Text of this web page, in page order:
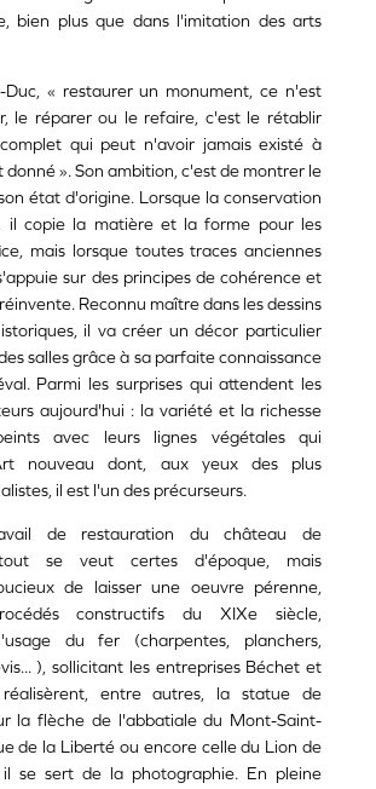
bien plus que dans l'imitation des arts
Duc, « restaurer un monument, ce n'est
le réparer ou le refaire, c'est le rétablir
qui peut n'avoir jamais existé à
». Son ambition, c'est de montrer le
état d'origine. Lorsque la conservation
il copie la matière et la forme pour les
mais lorsque toutes traces anciennes
sur des principes de cohérence et
Reconnu maître dans les dessins
il va créer un décor particulier
salles grâce à sa parfaite connaissance
Parmi les surprises qui attendent les
aujourd'hui : la variété et la richesse
avec leurs lignes végétales qui
nouveau dont, aux yeux des plus
il est l'un des précurseurs.
de restauration du château de
tout se veut certes d'époque, mais
de laisser une oeuvre pérenne,
constructifs du XIXe siècle,
du fer (charpentes, planchers,
), sollicitant les entreprises Béchet et
entre autres, la statue de
la flèche de l'abbatiale du Mont-Saint-
de la Liberté ou encore celle du Lion de
il se sert de la photographie. En pleine